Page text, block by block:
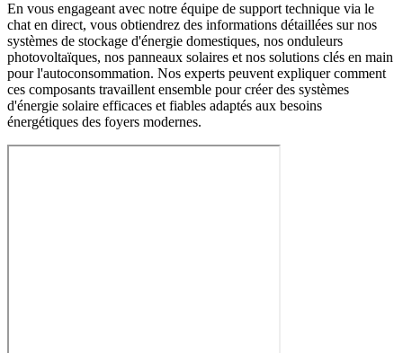
En vous engageant avec notre équipe de support technique via le
chat en direct, vous obtiendrez des informations détaillées sur nos
systèmes de stockage d'énergie domestiques, nos onduleurs
photovoltaïques, nos panneaux solaires et nos solutions clés en main
pour l'autoconsommation. Nos experts peuvent expliquer comment
ces composants travaillent ensemble pour créer des systèmes
d'énergie solaire efficaces et fiables adaptés aux besoins
énergétiques des foyers modernes.